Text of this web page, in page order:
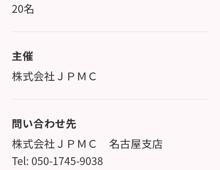
20名
主催
株式会社ＪＰＭＣ
問い合わせ先
株式会社ＪＰＭＣ 名古屋支店
Tel: 050-1745-9038